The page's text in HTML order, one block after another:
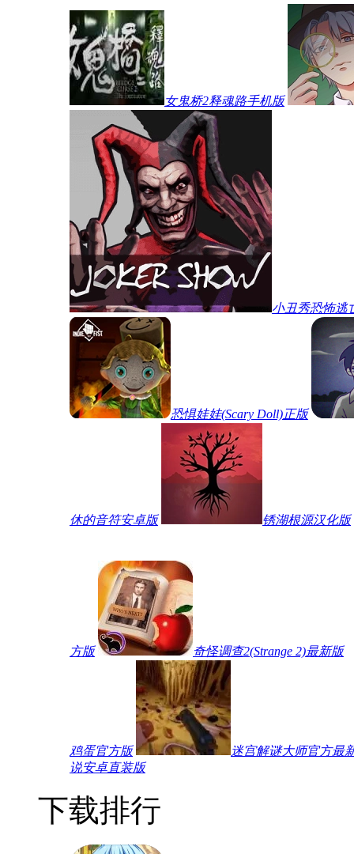
女鬼桥2释魂路手机版
小丑秀恐怖逃
恐惧娃娃(Scary Doll)正版
休的音符安卓版 锈湖根源汉化版
方版 奇怪调查2(Strange 2)最新版
鸡蛋官方版
迷宫解谜大师官方最
说安卓直装版
下载排行